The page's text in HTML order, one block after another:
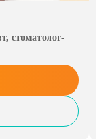
стоматолог-